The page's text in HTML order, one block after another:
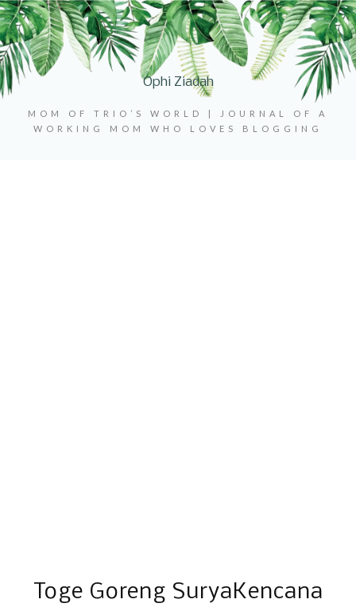
Ophi Ziadah
MOM OF TRIO’S WORLD | JOURNAL OF A
WORKING MOM WHO LOVES BLOGGING
Toge Goreng SuryaKencana